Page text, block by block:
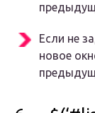
Если не
новое